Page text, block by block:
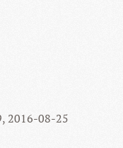
2016-08-25